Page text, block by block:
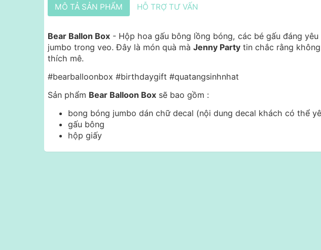
MÔ TẢ SẢN PHẨM HỖ TRỢ TƯ VẤN
Bear Ballon Box - Hộp hoa gấu bông lồng bóng, các bé gấu đáng
jumbo trong veo. Đây là món quà mà Jenny Party tin chắc rằng
thích mê.
#bearballoonbox #birthdaygift #quatangsinhnhat
Sản phẩm Bear Balloon Box sẽ bao gồm :
bong bóng jumbo dán chữ decal (nội dung decal khách có thể
gấu bông
hộp giấy